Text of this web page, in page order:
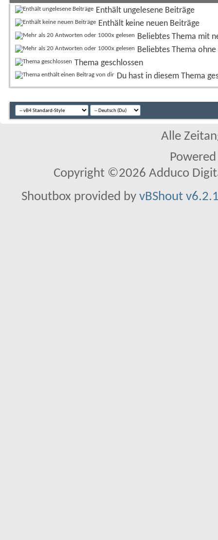
Enthält ungelesene Beiträge
Enthält keine neuen Beiträge
Beliebtes Thema mit
Beliebtes Thema
Thema geschlossen
Du hast in diesem Thema
Alle
Copyright ©2026 Adduco
Shoutbox provided by vBShout